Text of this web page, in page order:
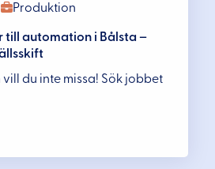
Produktion
till automation i Bålsta –
vill du inte missa! Sök jobbet